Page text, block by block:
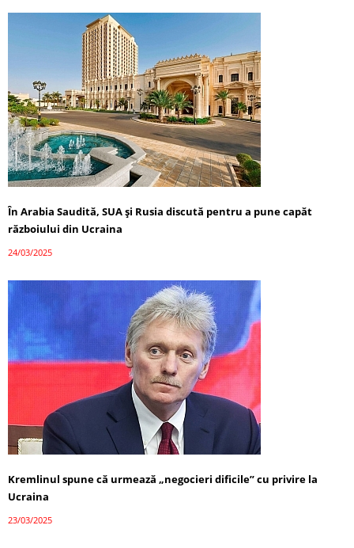
În Arabia Saudită, SUA și Rusia discută pentru a pune capăt
războiului din Ucraina
24/03/2025
Kremlinul spune că urmează „negocieri dificile” cu privire la
Ucraina
23/03/2025